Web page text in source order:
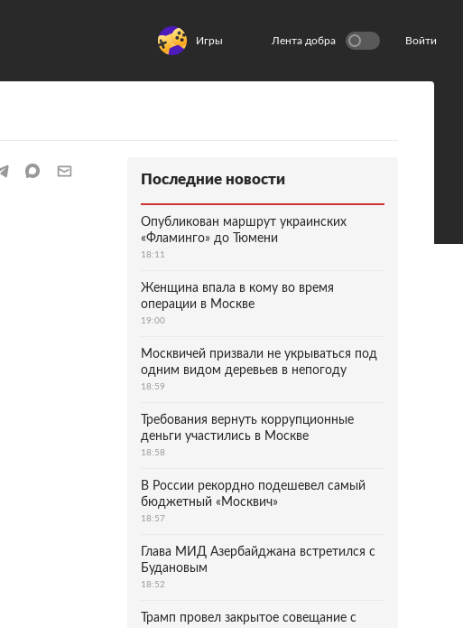
Игры Лента добра Войти
Последние новости
Опубликован маршрут украинских
«Фламинго» до Тюмени
18:11
Женщина впала в кому во время
операции в Москве
19:00
Москвичей призвали не укрываться под
одним видом деревьев в непогоду
18:59
Требования вернуть коррупционные
деньги участились в Москве
18:58
В России рекордно подешевел самый
бюджетный «Москвич»
18:57
Глава МИД Азербайджана встретился с
Будановым
18:52
Трамп провел закрытое совещание с